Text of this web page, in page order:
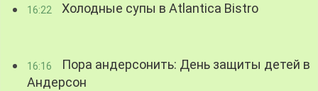
16:22 Холодные супы в Atlantica Bistro
16:16
Пора андерсонить: День защиты детей в
Андерсон